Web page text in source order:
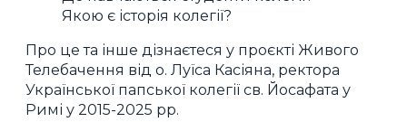
Якою є історія колегії?
Про це та інше дізнаєтеся у проєкті Живого
Телебачення від о. Луїса Касіяна, ректора
Української папської колегії св. Йосафата у
Римі у 2015-2025 рр.